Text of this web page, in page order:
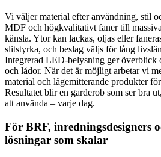
Vi väljer material efter användning, stil
MDF och högkvalitativt faner till
känsla. Ytor kan lackas, oljas eller
slitstyrka, och beslag väljs för lång
Integrerad LED-belysning ger överblick
och lådor. När det är möjligt arbetar vi
material och lågemitterande produkter
Resultatet blir en garderob som ser bra
att använda – varje dag.
För BRF, inredningsdesigners
lösningar som skalar